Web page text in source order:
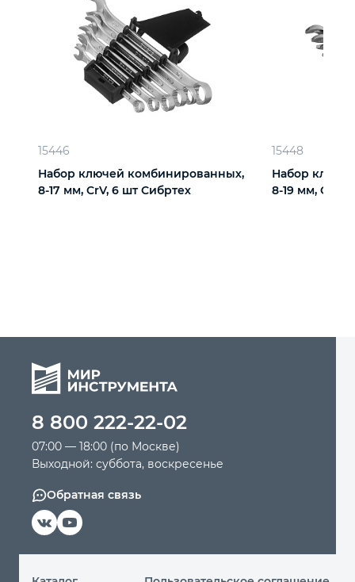
15446
Набор ключей комбинированных,
8-17 мм, CrV, 6 шт Сибртех
15448
Набор
8-19 мм, CrV,
8 800 222-22-02
07:00 — 18:00 (по Москве)
Выходной: суббота, воскресенье
Обратная связь